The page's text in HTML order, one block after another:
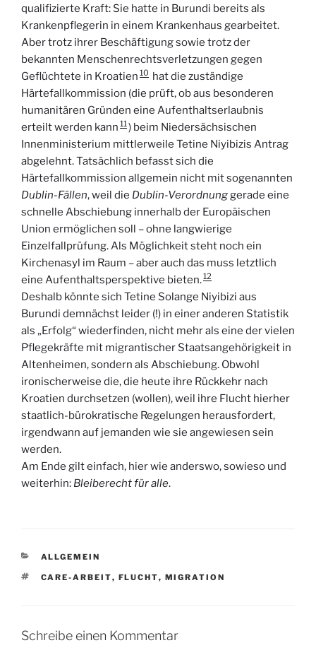
qualifizierte Kraft: Sie hatte in Burundi bereits als
Krankenpflegerin in einem Krankenhaus gearbeitet.
Aber trotz ihrer Beschäftigung sowie trotz der
bekannten Menschenrechtsverletzungen gegen
Geflüchtete in Kroatien 10 hat die zuständige
Härtefallkommission (die prüft, ob aus besonderen
humanitären Gründen eine Aufenthaltserlaubnis
erteilt werden kann 11) beim Niedersächsischen
Innenministerium mittlerweile Tetine Niyibizis Antrag
abgelehnt. Tatsächlich befasst sich die
Härtefallkommission allgemein nicht mit sogenannten
Dublin-Fällen, weil die Dublin-Verordnung gerade eine
schnelle Abschiebung innerhalb der Europäischen
Union ermöglichen soll – ohne langwierige
Einzelfallprüfung. Als Möglichkeit steht noch ein
Kirchenasyl im Raum – aber auch das muss letztlich
eine Aufenthaltsperspektive bieten.12
Deshalb könnte sich Tetine Solange Niyibizi aus
Burundi demnächst leider (!) in einer anderen Statistik
als „Erfolg“ wiederfinden, nicht mehr als eine der vielen
Pflegekräfte mit migrantischer Staatsangehörigkeit in
Altenheimen, sondern als Abschiebung. Obwohl
ironischerweise die, die heute ihre Rückkehr nach
Kroatien durchsetzen (wollen), weil ihre Flucht hierher
staatlich-bürokratische Regelungen herausfordert,
irgendwann auf jemanden wie sie angewiesen sein
werden.
Am Ende gilt einfach, hier wie anderswo, sowieso und
weiterhin: Bleiberecht für alle.
KATEGORIEN
ALLGEMEIN
SCHLAGWÖRTER
CARE-ARBEIT, FLUCHT, MIGRATION
Schreibe einen Kommentar